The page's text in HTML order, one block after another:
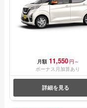
月額 11,550 円～
ボーナス月加算あり
詳細を見る